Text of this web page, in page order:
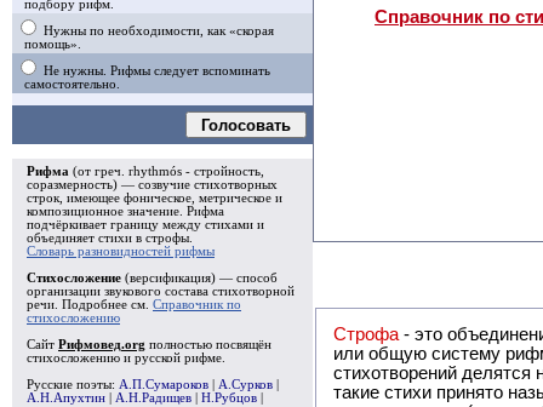
подбору рифм.
Нужны по необходимости, как «скорая
помощь».
Не нужны. Рифмы следует вспоминать
самостоятельно.
Голосовать
Рифма (от греч. rhythmós - стройность,
соразмерность) — созвучие стихотворных
строк, имеющее фоническое, метрическое и
композиционное значение. Рифма
подчёркивает границу между стихами и
объединяет стихи в строфы
Словарь разновидностей рифмы
Стихосложение (версификация) — способ
организации звукового состава стихотворной
речи. Подробнее см. Справочник по
стихосложению
Сайт Рифмовед.org полностью посвящён
стихосложению и русской рифме.
Русские поэты: А.П.Сумароков А.Сурков
А.Н.Апухтин
А.Н.Радищев Н.Рубцов
Справочник по
Строфа - это объединение двух
или общую систему рифм, и регулярно или периодически
стихотворений делятся на строфы и т.о. являются строфическими.
такие стихи принято называть астрофическими. Самая популярная строфа в русской поэзии -